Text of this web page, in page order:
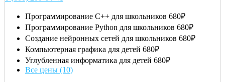
Программирование С++ для школьников 680₽
Программирование Python для школьников 680₽
Создание нейронных сетей для школьников 680₽
Компьютерная графика для детей 680₽
Углубленная информатика для детей 680₽
Все цены (10)